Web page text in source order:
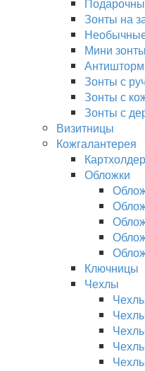
Зонты на
Мини зонты
Зонты с
Зонты с
Зонты с
Визитницы
Кожгалантерея
Обложки
Ключницы
Чехлы